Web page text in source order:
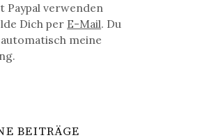
Paypal verwenden
Dich per E-Mail. Du
meine
BEITRÄGE